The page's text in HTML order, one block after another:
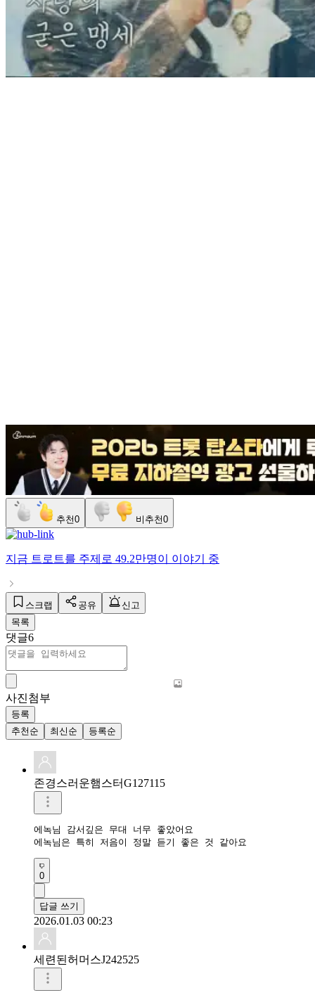
추천0 비추천0
지금 트로트를 주제로 49.2만명이 이야기 중
스크랩 공유
신고
목록
댓글6
사진첨부
등록
추천순
최신순 등록순
존경스러운햄스터G127115
에녹님 감서깊은 무대 너무 좋았어요
에녹님은 특히 저음이 정말 듣기 좋은 것 같아요
0
답글 쓰기
2026.01.03 00:23
세련된허머스J242525